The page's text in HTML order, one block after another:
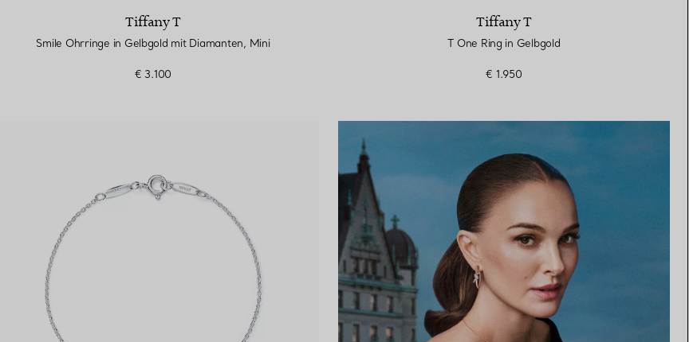
Tiffany T
Smile Ohrringe in Gelbgold mit Diamanten, Mini
€ 3.100
Tiffany T
T One Ring in Gelbgold
€ 1.950